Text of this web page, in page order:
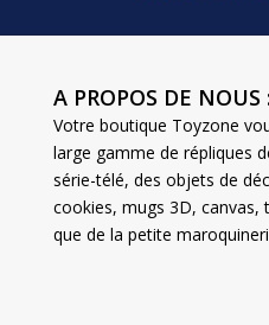
A PROPOS DE NOUS
Votre boutique Toyzone
large gamme de répliques
série-télé, des objets de
cookies, mugs 3D, canvas,
que de la petite